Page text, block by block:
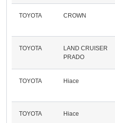
TOYOTA CROWN
TOYOTA
LAND CRUISER
PRADO
TOYOTA Hiace
TOYOTA Hiace